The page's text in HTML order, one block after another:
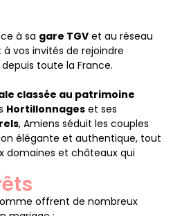
à sa gare TGV et au réseau
vos invités de rejoindre
toute la France.
classée au patrimoine
Hortillonnages et ses
, Amiens séduit les couples
élégante et authentique, tout
domaines et châteaux qui
offrent de nombreux